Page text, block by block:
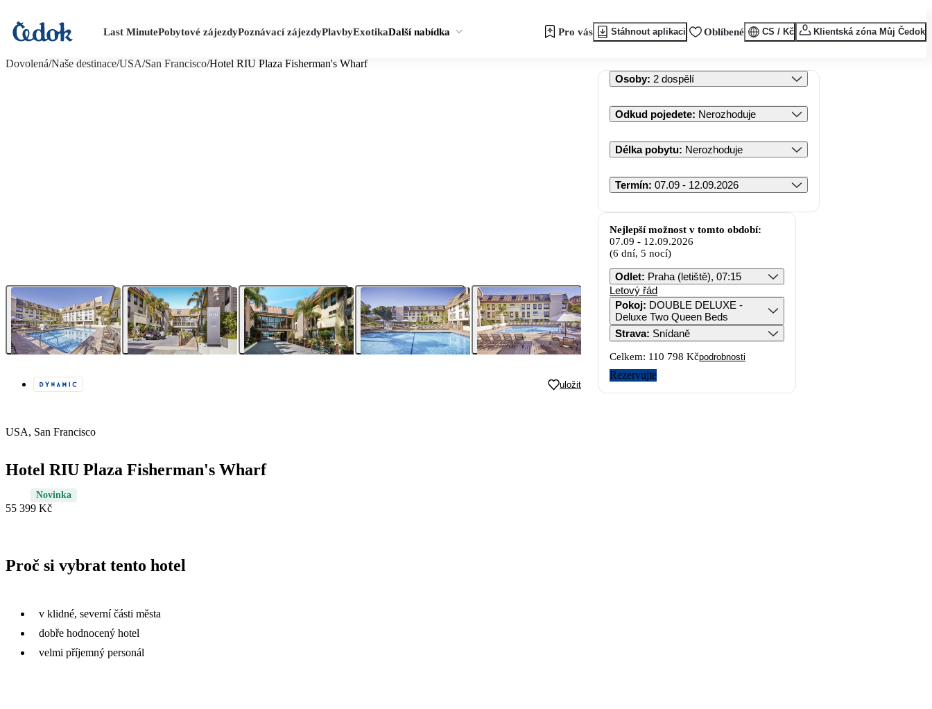
Last MinutePobytové zájezdyPoznávací zájezdyPlavbyExotikaDalší nabídka Pro vás Stáhnout aplikaci Oblíbené CS / Kč Klientská zóna Můj Čedok
Dovolená/Naše destinace/USA/San Francisco/Hotel RIU Plaza Fisherman's Wharf
uložit
USA, San Francisco
Hotel RIU Plaza Fisherman's Wharf
Novinka
55 399 Kč
Proč si vybrat tento hotel
v klidné, severní části města
dobře hodnocený hotel
velmi příjemný personál
Osoby: 2 dospělí
Odkud pojedete: Nerozhoduje
Délka pobytu: Nerozhoduje
Termín: 07.09 - 12.09.2026
Nejlepší možnost v tomto období:
07.09 - 12.09.2026
(6 dní, 5 nocí)
Odlet: Praha (letiště), 07:15
Letový řád
Pokoj: DOUBLE DELUXE -
Deluxe Two Queen Beds
Strava: Snídaně
Celkem: 110 798 Kčpodrobnosti
Rezervujte